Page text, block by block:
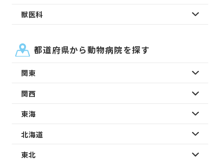
獣医科
都道府県から動物病院を探す
関東
関西
東海
北海道
東北